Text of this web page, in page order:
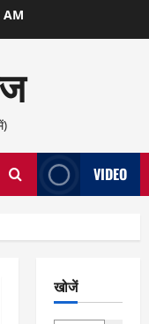
AM
VIDEO
खोजें